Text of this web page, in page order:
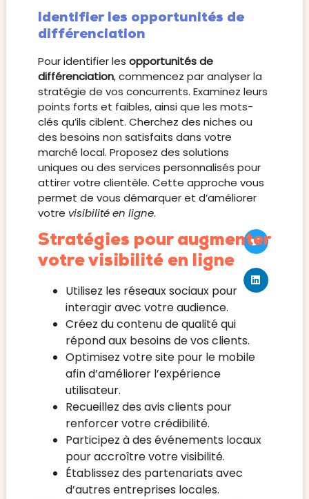
Identifier les opportunités de
différenciation
Pour identifier les opportunités de
différenciation, commencez par analyser la
stratégie de vos concurrents. Examinez leurs
points forts et faibles, ainsi que les mots-
clés qu’ils ciblent. Cherchez des niches ou
des besoins non satisfaits dans votre
marché local. Proposez des solutions
uniques ou des services personnalisés pour
attirer votre clientèle. Cette approche vous
permet de vous démarquer et d’améliorer
votre visibilité en ligne.
Stratégies pour augmenter
votre visibilité en ligne
Utilisez les réseaux sociaux pour
interagir avec votre audience.
Créez du contenu de qualité qui
répond aux besoins de vos clients.
Optimisez votre site pour le mobile
afin d’améliorer l’expérience
utilisateur.
Recueillez des avis clients pour
renforcer votre crédibilité.
Participez à des événements locaux
pour accroître votre visibilité.
Établissez des partenariats avec
d’autres entreprises locales.